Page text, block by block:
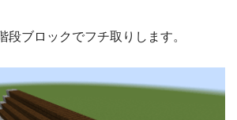
段ブロックでフチ取りします。